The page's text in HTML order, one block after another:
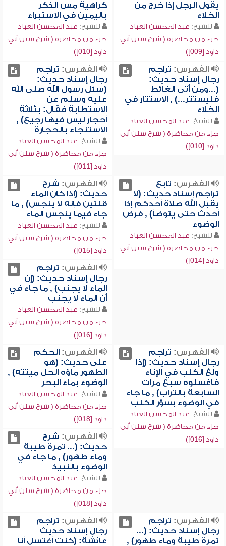
يقول الرجل إذا خرج من
الخلاء
للشيخ: عبد المحسن العباد
جزء من محاضرة ( شرح سنن أبي
داود [009])
كراهية مس الذكر
باليمين في الاستبراء
للشيخ: عبد المحسن العباد
جزء من محاضرة ( شرح سنن أبي
داود [010])
الفهرس: تراجم
رجال إسناد حديث:
(...ومن أتى الغائط
فليستتر...) , الاستتار في
الخلاء
للشيخ: عبد المحسن العباد
جزء من محاضرة ( شرح سنن أبي
داود [010])
الفهرس: تراجم
رجال إسناد حديث:
(سئل رسول الله صلى الله
عليه وسلم عن
الاستطابة فقال: بثلاثة
أحجار ليس فيها رجيع) ,
الاستنجاء بالحجارة
للشيخ: عبد المحسن العباد
جزء من محاضرة ( شرح سنن أبي
داود [011])
الفهرس: تابع
تراجم إسناد حديث: (لا
يقبل الله صلاة أحدكم إذا
أحدث حتى يتوضأ) , فرض
الوضوء
للشيخ: عبد المحسن العباد
جزء من محاضرة ( شرح سنن أبي
داود [014])
الفهرس: شرح
حديث: (إذا كان الماء
قلتين فإنه لا ينجس) , ما
جاء فيما ينجس الماء
للشيخ: عبد المحسن العباد
جزء من محاضرة ( شرح سنن أبي
داود [015])
الفهرس: تراجم
رجال إسناد حديث: (إن
الماء لا يجنب) , ما جاء في
أن الماء لا يجنب
للشيخ: عبد المحسن العباد
جزء من محاضرة ( شرح سنن أبي
داود [016])
الفهرس: تراجم
رجال إسناد حديث: (إذا
ولغ الكلب في الإناء
فاغسلوه سبع مرات
السابعة بالتراب) , ما جاء
في الوضوء بسؤر الكلب
للشيخ: عبد المحسن العباد
جزء من محاضرة ( شرح سنن أبي
داود [016])
الفهرس:الحكم
على حديث: (هو
الطهور ماؤه الحل ميتته) ,
الوضوء بماء البحر
للشيخ: عبد المحسن العباد
جزء من محاضرة ( شرح سنن أبي
داود [018])
الفهرس: شرح
حديث: (... تمرة طيبة
وماء طهور) , ما جاء في
الوضوء بالنبيذ
للشيخ: عبد المحسن العباد
جزء من محاضرة ( شرح سنن أبي
داود [018])
الفهرس: تراجم
رجال إسناد حديث: (...
تمرة طيبة وماء طهور) ,
الفهرس: تراجم
رجال إسناد حديث
عائشة: (كنت أغتسل أنا